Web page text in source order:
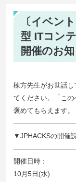
〔イベン
型 ITコン
開催のお
棟方先生がお世話
てください。「こ
褒めてもらえます。
▼JPHACKSの開催
開催日時：
10月5日(水)